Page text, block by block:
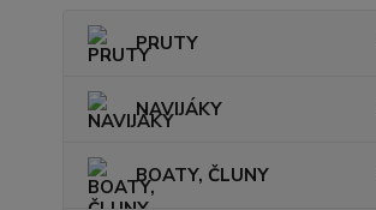
PRUTY
NAVIJÁKY
BOATY, ČLUNY